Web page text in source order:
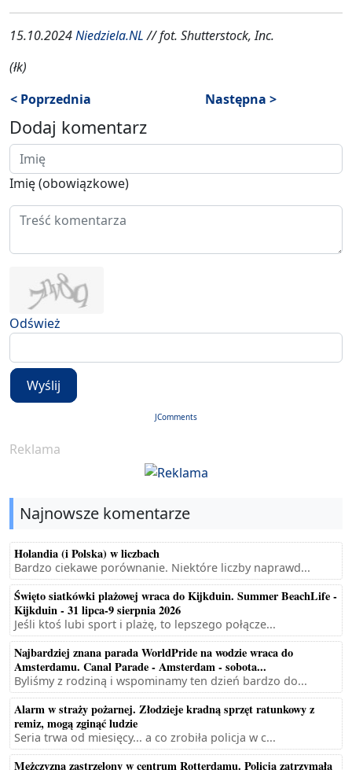
15.10.2024Niedziela.NL// fot. Shutterstock, Inc.
(łk)
< Poprzednia
Następna >
Dodaj komentarz
Imię (obowiązkowe)
Odśwież
Wyślij
JComments
Reklama
Najnowsze komentarze
Holandia (i Polska) w liczbach
Bardzo ciekawe porównanie. Niektóre liczby naprawd...
Święto siatkówki plażowej wraca do Kijkduin. Summer BeachLife -
Kijkduin - 31 lipca-9 sierpnia 2026
Jeśli ktoś lubi sport i plażę, to lepszego połącze...
Najbardziej znana parada WorldPride na wodzie wraca do
Amsterdamu. Canal Parade - Amsterdam - sobota...
Byliśmy z rodziną i wspominamy ten dzień bardzo do...
Alarm w straży pożarnej. Złodzieje kradną sprzęt ratunkowy z
remiz, mogą zginąć ludzie
Seria trwa od miesięcy... a co zrobiła policja w c...
Mężczyzna zastrzelony w centrum Rotterdamu. Policja zatrzymała